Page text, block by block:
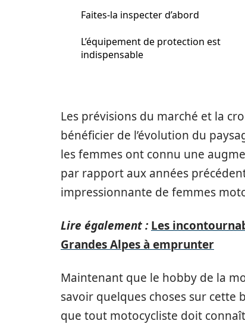
Faites-la inspecter d’abord
L’équipement de protection est
indispensable
Les prévisions du marché et la
bénéficier de l’évolution du
les femmes ont connu une
par rapport aux années
impressionnante de femmes
Lire également : Les
Grandes Alpes à emprunter
Maintenant que le hobby de la
savoir quelques choses sur cette
que tout motocycliste doit